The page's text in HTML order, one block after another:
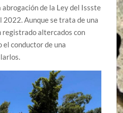
de la Ley del Issste
Aunque se trata de una
registrado altercados con
conductor de una